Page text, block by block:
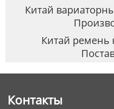
Китай
Китай ремень
Контакты